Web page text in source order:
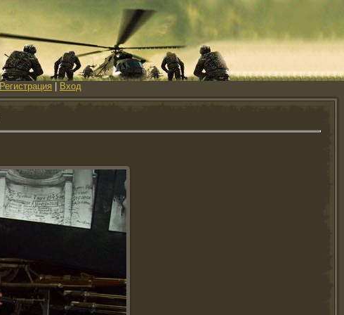
Регистрация Вход